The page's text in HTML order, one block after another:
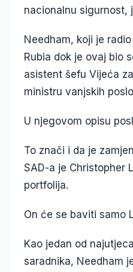
nacionalnu sigurnost,
Needham, koji je
Rubia dok je ovaj bio
asistent šefu Vijeća
ministru vanjskih
U njegovom opisu
To znači i da je
SAD-a je Christopher
portfolija.
On će se baviti samo
Kao jedan od
saradnika, Needham